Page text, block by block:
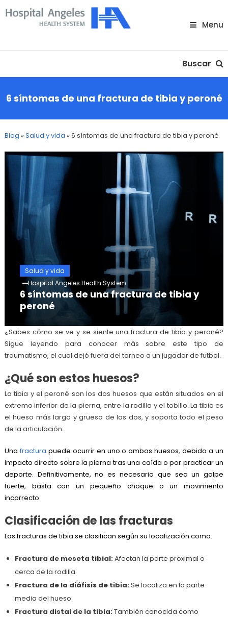
Skip
To
Menu
Buscar
6 síntomas de una fractura de tibia y peroné
Blog »Salud y vida »6 síntomas de una fractura de tibia y peroné
Salud y vida
Hospital Angeles Health System
6 síntomas de una fractura de tibia y
peroné
¿Sabes cómo se ve y se siente una fractura de tibia y peroné?
Sigue leyendo para conocer más sobre este tipo de
traumatismo, el cual dejó fuera del torneo a un jugador de futbol.
¿Qué son estos huesos?
La tibia y el peroné son los dos huesos que están situados en el
extremo inferior de la pierna, entre la rodilla y el tobillo. La tibia es
el hueso más largo y grueso de los dos, y soporta todo el peso
de la articulación.
Unafractura puede ocurrir en uno o ambos huesos, debido a un
impacto directo sobre la pierna tras una caída o por practicar un
deporte. Definitivamente, no es necesario que sea un golpe
fuerte, basta con un pequeño choque o un movimiento
incorrecto.
Clasificación de las fracturas
Las fracturas de tibia se clasifican según su localización como:
Fractura de meseta tibial:Afectan la parte proximal o
cerca de la rodilla.
Fractura de la diáfisis de tibia:Se localiza en la parte
media del hueso.
Fractura distal de la tibia:También conocida como